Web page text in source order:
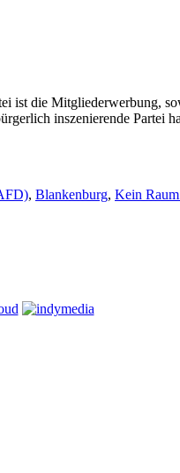
ist die Mitgliederwerbung,
inszenierende Partei
, Blankenburg, Kein